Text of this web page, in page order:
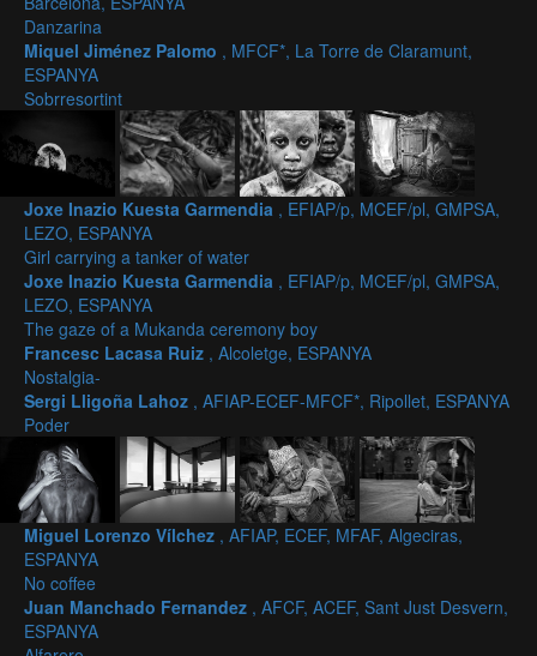
Danzarina
Miquel Jiménez Palomo , MFCF*, La Torre de Claramunt,
ESPANYA
Sobrresortint
Joxe Inazio Kuesta Garmendia , EFIAP/p, MCEF/pl, GMPSA,
LEZO, ESPANYA
Girl carrying a tanker of water
Joxe Inazio Kuesta Garmendia , EFIAP/p, MCEF/pl, GMPSA,
LEZO, ESPANYA
The gaze of a Mukanda ceremony boy
Francesc Lacasa Ruiz , Alcoletge, ESPANYA
Nostalgia-
Sergi Lligoña Lahoz , AFIAP-ECEF-MFCF*, Ripollet, ESPANYA
Poder
Miguel Lorenzo Vílchez , AFIAP, ECEF, MFAF, Algeciras,
ESPANYA
No coffee
Juan Manchado Fernandez , AFCF, ACEF, Sant Just Desvern,
ESPANYA